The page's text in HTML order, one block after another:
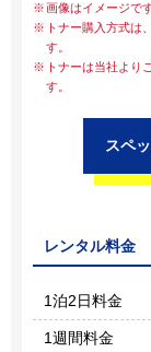
画像はイメージです
トナー購入方式は
す。
トナーは当社より
す。
スペ
レンタル料金
1泊2日料金
1週間料金